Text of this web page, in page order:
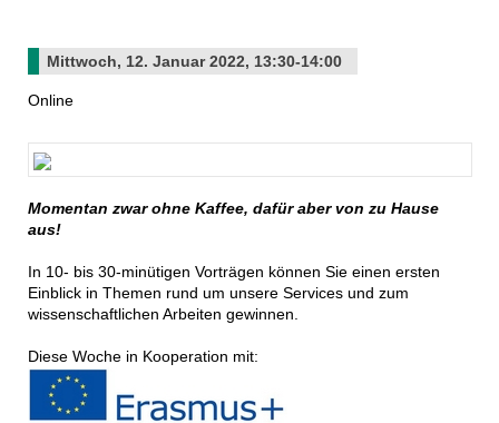
Mittwoch, 12. Januar 2022, 13:30-14:00
Online
Momentan zwar ohne Kaffee, dafür aber von zu Hause
aus!
In 10- bis 30-minütigen Vorträgen können Sie einen ersten
Einblick in Themen rund um unsere Services und zum
wissenschaftlichen Arbeiten gewinnen.
Diese Woche in Kooperation mit: